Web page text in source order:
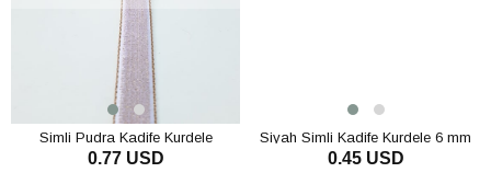
Simli Pudra Kadife Kurdele
0.77 USD
Siyah Simli Kadife Kurdele 6 mm
0.45 USD